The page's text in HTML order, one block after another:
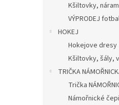
Kšiltovky,
VÝPRODEJ
HOKEJ
Hokejove dresy
Kšiltovky, šály,
TRIČKA
Trička
Námořnické